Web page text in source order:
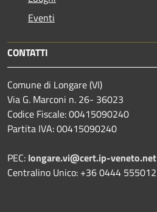
Eventi
CONTATTI
Comune di Longare (VI)
Via G. Marconi n. 26- 36023
Codice Fiscale: 00415090240
Partita IVA: 00415090240
PEC: longare.vi@cert.ip-veneto.net
Centralino Unico: +36 0444 555012